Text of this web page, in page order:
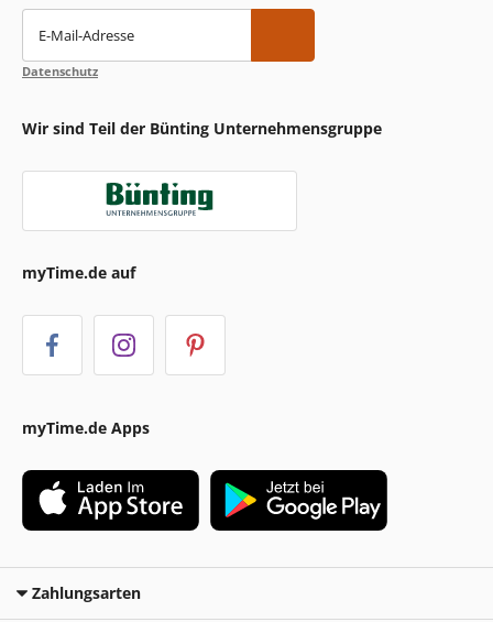
E-Mail-Adresse
Datenschutz
Wir sind Teil der Bünting Unternehmensgruppe
myTime.de auf
myTime.de Apps
Zahlungsarten